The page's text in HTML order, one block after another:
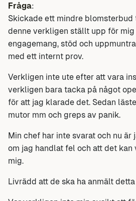
Fråga:
Skickade ett mindre
denne verkligen ställt upp för mig
engagemang, stöd och
med ett internt prov.
Verkligen inte ute efter att vara
verkligen bara tacka på något
för att jag klarade det. Sedan
mutor mm och greps av panik.
Min chef har inte svarat och nu
om jag handlat fel och att det
mig.
Livrädd att de ska ha anmält